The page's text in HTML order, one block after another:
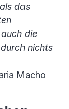
das
die
nichts
Macho